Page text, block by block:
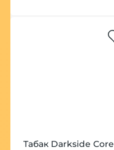
Табак Darkside Core